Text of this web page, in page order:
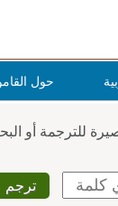
حول
للترجمة أو